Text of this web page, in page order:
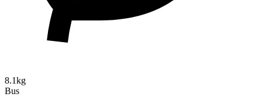
8.1kg
Bus